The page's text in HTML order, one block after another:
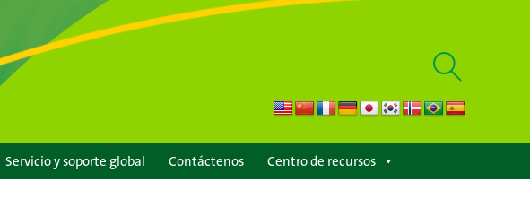
Mostrar
búsqueda
Servicio y soporte global Contáctenos Centro de recursos